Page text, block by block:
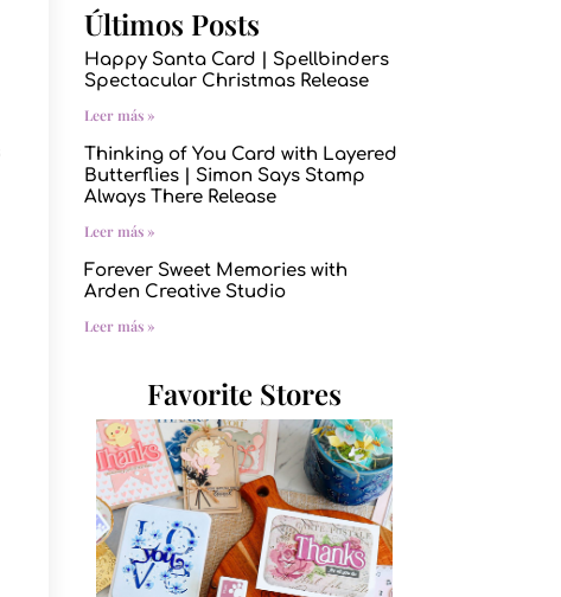
Últimos Posts
Happy Santa Card | Spellbinders
Spectacular Christmas Release
Leer más »
Thinking of You Card with Layered
Butterflies | Simon Says Stamp
Always There Release
Leer más »
Forever Sweet Memories with
Arden Creative Studio
Leer más »
Favorite Stores